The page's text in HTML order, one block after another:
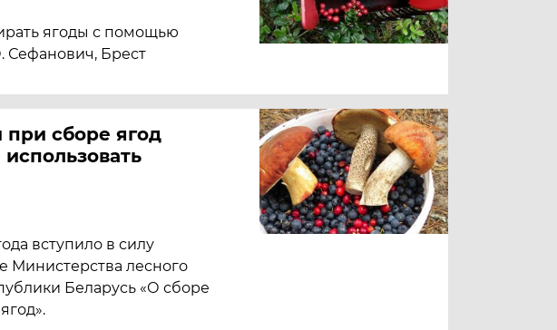
ягоды с помощью
Сефанович, Брест
при сборе ягод
вступило в силу
Министерства лесного
Беларусь «О сборе